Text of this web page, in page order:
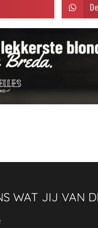
WAT JIJ VAN